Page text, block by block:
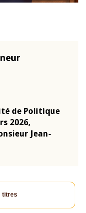
de Politique
2026,
Jean-
titres